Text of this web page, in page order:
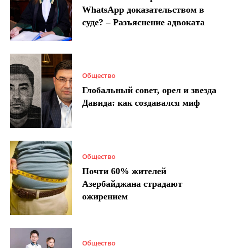
WhatsApp доказательством в
суде? – Разъяснение адвоката
Общество
Глобальный совет, орел и звезда
Давида: как создавался миф
Общество
Почти 60% жителей
Азербайджана страдают
ожирением
Общество